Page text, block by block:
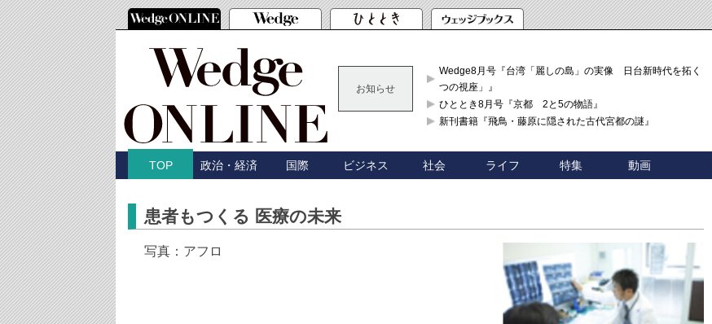
お知らせ
Wedge8月号『台湾「麗しの島」の実像 日台新時代を拓く「3
つの視座」』
ひととき8月号『京都 2と5の物語』
新刊書籍『飛鳥・藤原に隠された古代宮都の謎』
TOP 政治・経済 国際 ビジネス 社会 ライフ 特集 動画
患者もつくる 医療の未来
写真：アフロ